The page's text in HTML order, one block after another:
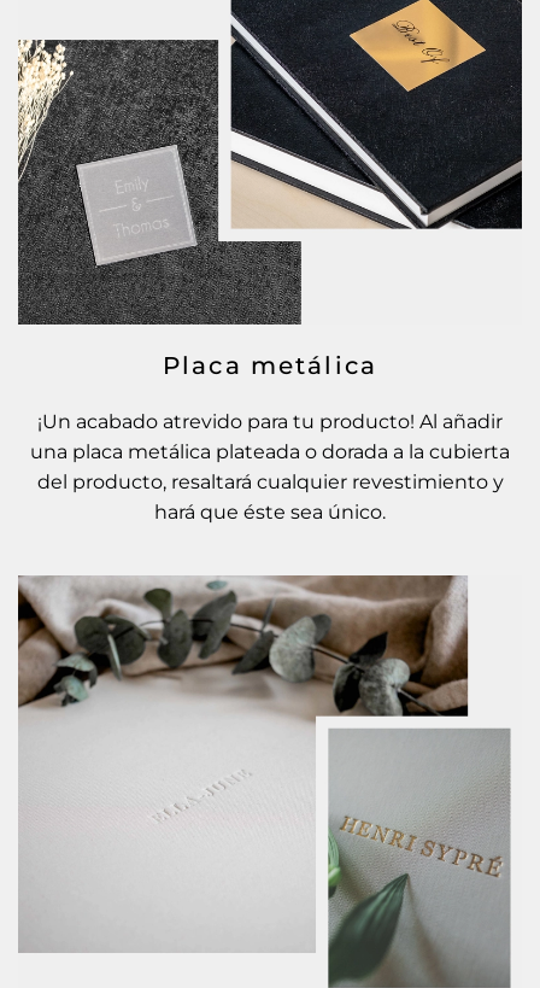
Placa metálica
¡Un acabado atrevido para tu producto! Al añadir
una placa metálica plateada o dorada a la cubierta
del producto, resaltará cualquier revestimiento y
hará que éste sea único.